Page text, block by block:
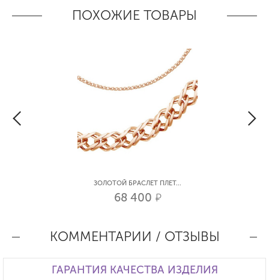
ПОХОЖИЕ ТОВАРЫ
ЗОЛОТОЙ БРАСЛЕТ ПЛЕТ...
68 400 р.
КОММЕНТАРИИ / ОТЗЫВЫ
ГАРАНТИЯ КАЧЕСТВА ИЗДЕЛИЯ